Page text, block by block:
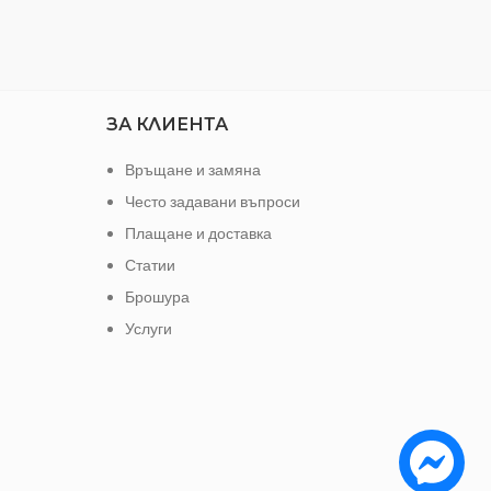
ЗА КЛИЕНТА
Връщане и замяна
Често задавани въпроси
Плащане и доставка
Статии
Брошура
Услуги